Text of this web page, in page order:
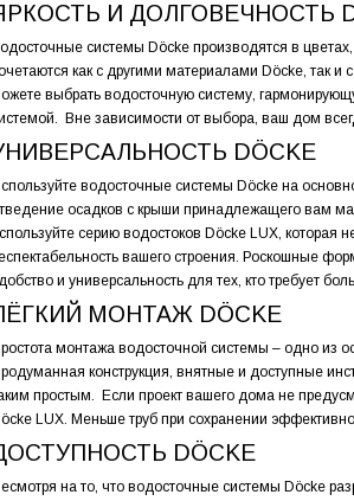
И ДОЛГОВЕЧНОСТЬ
системы Döcke производятся в
как с другими материалами Döcke,
выбрать водосточную систему,
Вне зависимости от выбора, ваш дом
DÖCKE
водосточные системы Döcke на
осадков с крыши принадлежащего вам
серию водостоков Döcke LUX, которая
вашего строения. Роскошные
и универсальность для тех, кто требует
МОНТАЖ DÖCKE
монтажа водосточной системы – одно из
конструкция, внятные и доступные
простым. Если проект вашего дома не
LUX. Меньше труб при сохранении
DÖCKE
на то, что водосточные системы Döcke